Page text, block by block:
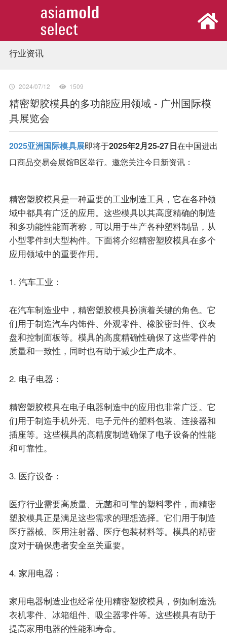
首页
展会概览
观众中心
参展中心
新闻中心
联系我们
行业资讯
2024/07/12 1509
精密塑胶模具的多功能应用领域 - 广州国际模
具展览会
2025亚洲国际模具展即将于2025年2月25-27日在中国进出
口商品交易会展馆B区举行。邀您关注今日新资讯：
精密塑胶模具是一种重要的工业制造工具，它在各种领
域中都具有广泛的应用。这些模具以其高度精确的制造
和多功能性能而著称，可以用于生产各种塑料制品，从
小型零件到大型构件。下面将介绍精密塑胶模具在多个
应用领域中的重要作用。
1. 汽车工业：
在汽车制造业中，精密塑胶模具扮演着关键的角色。它
们用于制造汽车内饰件、外观零件、橡胶密封件、仪表
盘和控制面板等。模具的高度精确性确保了这些零件的
质量和一致性，同时也有助于减少生产成本。
2. 电子电器：
精密塑胶模具在电子电器制造中的应用也非常广泛。它
们用于制造手机外壳、电子元件的塑料包装、连接器和
插座等。这些模具的高精度制造确保了电子设备的性能
和可靠性。
3. 医疗设备：
医疗行业需要高质量、无菌和可靠的塑料零件，而精密
塑胶模具正是满足这些需求的理想选择。它们用于制造
医疗器械、医用注射器、医疗包装材料等。模具的精密
度对于确保患者安全至关重要。
4. 家用电器：
家用电器制造业也经常使用精密塑胶模具，例如制造洗
衣机零件、冰箱组件、吸尘器零件等。这些模具有助于
提高家用电器的性能和寿命。